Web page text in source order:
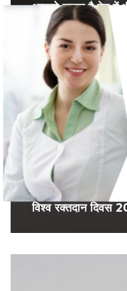
आपको मालूम है पेट में
विश्व रक्तदान दिवस